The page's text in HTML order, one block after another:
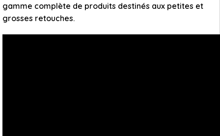
gamme complète de produits destinés aux petites et
grosses retouches.